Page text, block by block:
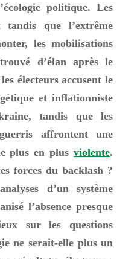
politique. Les
que l’extrême
les mobilisations
d’élan après le
électeurs accusent le
et inflationniste
tandis que les
affrontent une
plus en plusviolente.
forces du backlash ?
d’un système
l’absence presque
sur les questions
ne serait-elle plus un